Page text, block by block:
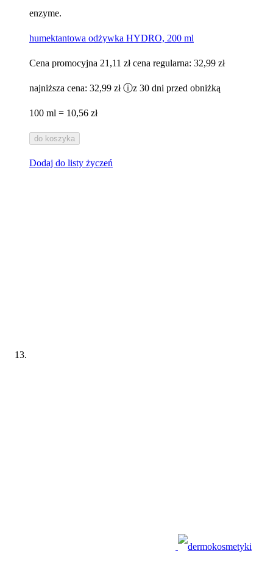
enzyme.
humektantowa odżywka HYDRO, 200 ml
Cena promocyjna 21,11 zł cena regularna: 32,99 zł
najniższa cena: 32,99 zł ⓘz 30 dni przed obniżką
100 ml = 10,56 zł
do koszyka
Dodaj do listy życzeń